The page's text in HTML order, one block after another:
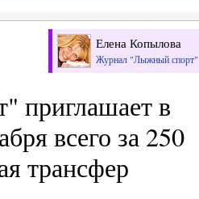
Елена Копылова
Журнал "Лыжный спорт"
приглашает в
всего за 250
трансфер